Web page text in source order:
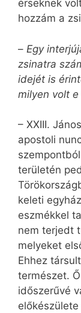
érseknek
hozzám a
– Egy
zsinatra
idejét is
milyen volt
– XXIII.
apostoli
területén
keleti
eszmékkel
nem terjedt
melyeket
Ehhez
természet.
időszerűvé